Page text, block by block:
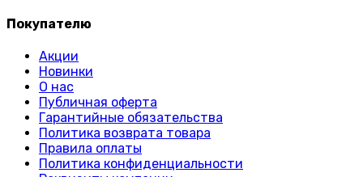
Покупателю
Акции
Новинки
О нас
Публичная оферта
Гарантийные обязательства
Политика возврата товара
Правила оплаты
Политика конфиденциальности